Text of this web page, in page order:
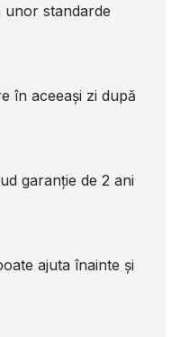
standarde
în aceeași zi după
garanție de 2 ani
ajuta înainte și